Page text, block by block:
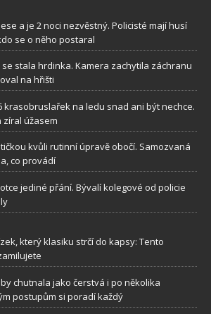
a je 2 noci nezvěstný. Policisté mají husí
se o něho postaral
stala hrdinka. Kamera zachytila záchranu
na hřišti
krasobruslařek na ledu snad ani být nechce.
zíral úžasem
kvůli rutinní úpravě obočí. Samozvaná
co provádí
jediné přání. Bývalí kolegové od policie
který klasiku strčí do kapsy: Tento
chutnala jako čerstvá i po několika
postupům si poradí každý